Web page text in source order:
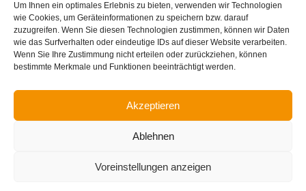
Um Ihnen ein optimales Erlebnis zu bieten, verwenden wir Technologien
wie Cookies, um Geräteinformationen zu speichern bzw. darauf
zuzugreifen. Wenn Sie diesen Technologien zustimmen, können wir Daten
wie das Surfverhalten oder eindeutige IDs auf dieser Website verarbeiten.
Wenn Sie Ihre Zustimmung nicht erteilen oder zurückziehen, können
bestimmte Merkmale und Funktionen beeinträchtigt werden.
Akzeptieren
Ablehnen
Voreinstellungen anzeigen
Impressum